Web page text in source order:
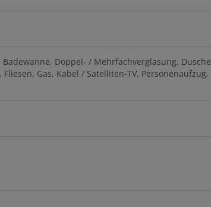
Badewanne Doppel- / Mehrfachverglasung Dusche
Fliesen Gas Kabel / Satelliten-TV Personenaufzug